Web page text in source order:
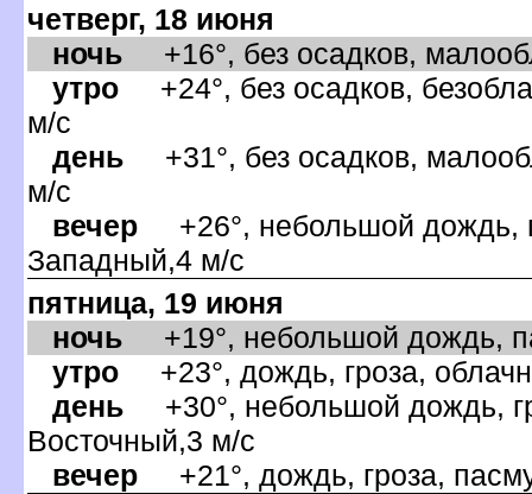
четверг, 18 июня
ночь +16°, без осадков,
утро +24°, без осадков,
м/с
день +31°, без осадков,
м/с
ечер +26°, небольшой дождь,
Западный,4 м/с
пятница, 19 июня
ночь +19°, небольшой дождь,
утро +23°, дождь, гроза,
день +30°, небольшой дождь,
осточный,3 м/с
ечер +21°, дождь, гроза,